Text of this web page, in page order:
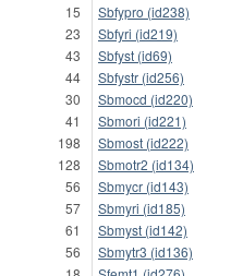
15
23
43
44
30
41
198
128
56
57
61
56
Sbfypro (id238)
Sbfyri (id219)
Sbfyst (id69)
Sbfystr (id256)
Sbmocd (id220)
Sbmori (id221)
Sbmost (id222)
Sbmotr2 (id134)
Sbmycr (id143)
Sbmyri (id185)
Sbmyst (id142)
Sbmytr3 (id136)